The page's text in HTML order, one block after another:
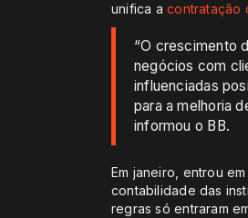
unifica acontratação
“O crescimento
negócios com
influenciadas
para a melhoria
informou o BB.
Em janeiro, entrou
contabilidade das
regras só entraram